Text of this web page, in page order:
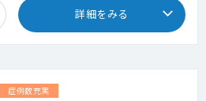
詳細をみる
症例数充実